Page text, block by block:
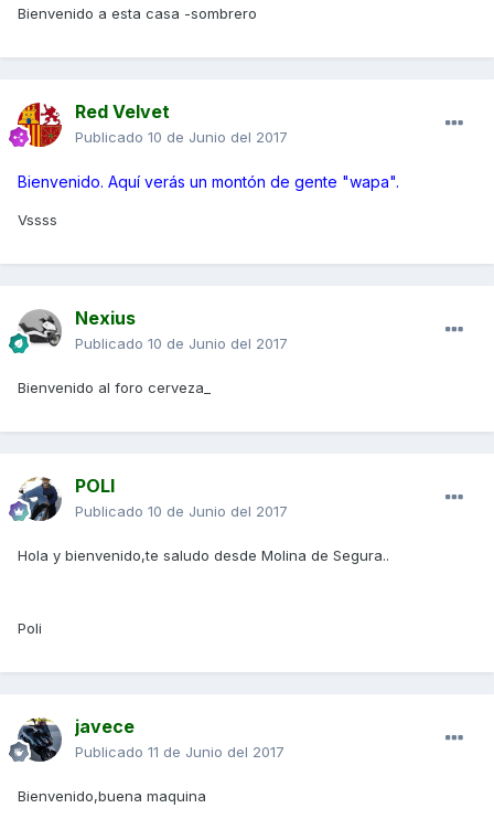
Bienvenido a esta casa -sombrero
Red Velvet
Publicado 10 de Junio del 2017
Bienvenido. Aquí verás un montón de gente "wapa".
Vssss
Nexius
Publicado 10 de Junio del 2017
Bienvenido al foro cerveza_
POLI
Publicado 10 de Junio del 2017
Hola y bienvenido,te saludo desde Molina de Segura..
Poli
javece
Publicado 11 de Junio del 2017
Bienvenido,buena maquina